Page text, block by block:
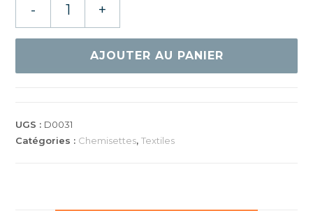
- +
AJOUTER AU PANIER
UGS : D0031
Catégories : Chemisettes,Textiles